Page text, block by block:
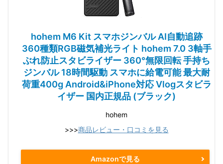
hohem M6 Kit スマホジンバル AI自動追跡
360種類RGB磁気補光ライト hohem 7.0 3軸手
ぶれ防止スタビライザー 360°無限回転 手持ち
ジンバル 18時間駆動 スマホに給電可能 最大耐
荷重400g Android&iPhone対応 Vlogスタビラ
イザー 国内正規品 (ブラック)
hohem
>>>商品レビュー・口コミを見る
Amazonで見る